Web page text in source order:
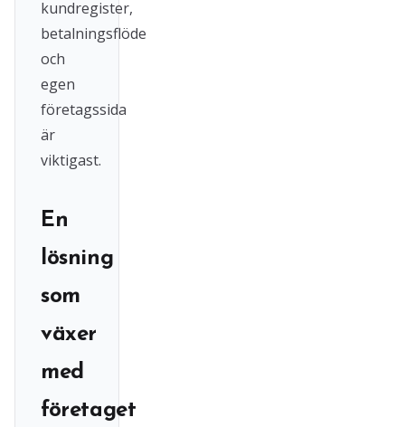
kundregister,
betalningsflöde
och
egen
företagssida
är
viktigast.
En
lösning
som
växer
med
företaget